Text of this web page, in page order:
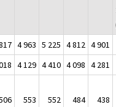
4 963 5 225 4 812 4 901
4 129 4 410 4 098 4 281
553 552 484 438